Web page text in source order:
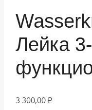
Лейка 3-
3 300,00₽